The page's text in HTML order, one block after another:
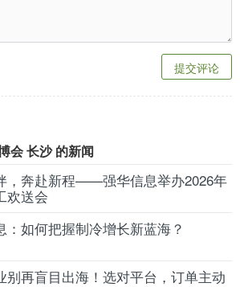
提交评论
会 长沙 的新闻
，奔赴新程——强华信息举办2026年
欢送会
：如何把握制冷增长新蓝海？
别再盲目出海！选对平台，订单主动